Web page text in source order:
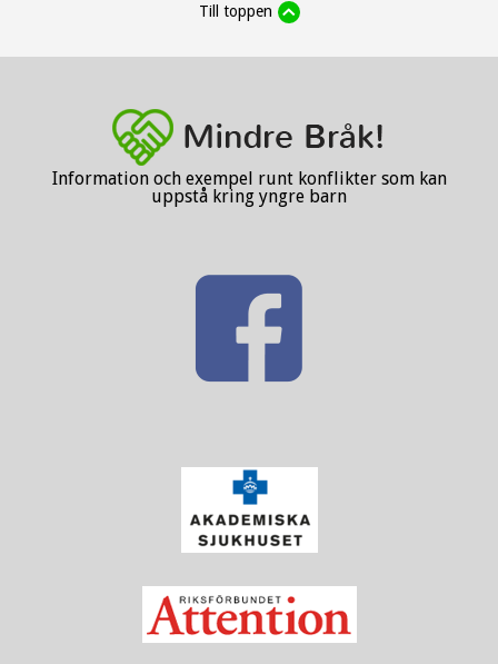
Till toppen
Information och exempel runt konflikter som kan
uppstå kring yngre barn